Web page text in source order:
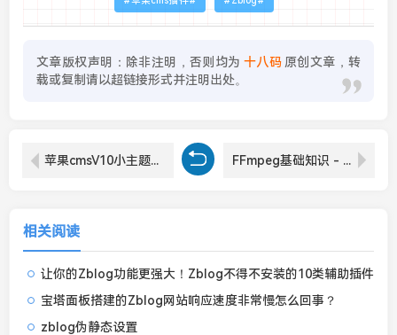
文章版权声明：除非注明，否则均为 十八码 原创文章，转
载或复制请以超链接形式并注明出处。
苹果cmsV10小主题之仿茶杯狐自适应双色主题影视模板 FFmpeg基础知识 - 如何添加静态水印、动态水印教程
相关阅读
让你的Zblog功能更强大！Zblog不得不安装的10类辅助插件
宝塔面板搭建的Zblog网站响应速度非常慢怎么回事？
zblog伪静态设置